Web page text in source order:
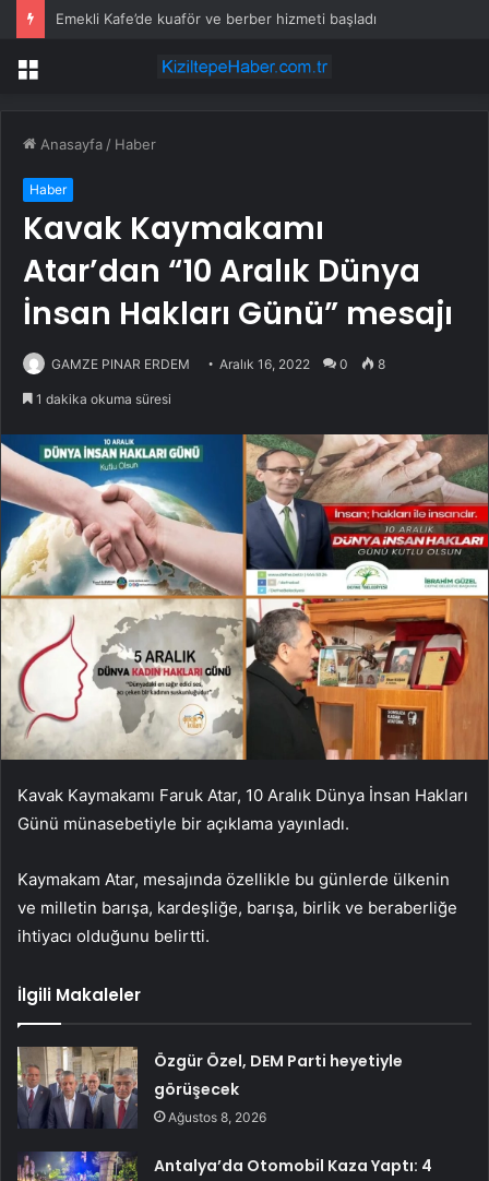
Emekli Kafe’de kuaför ve berber hizmeti başladı
Menü
Anasayfa / Haber
Haber
Kavak Kaymakamı
Atar’dan “10 Aralık Dünya
İnsan Hakları Günü” mesajı
GAMZE PINAR ERDEM Aralık 16, 2022 0 8
1 dakika okuma süresi
Kavak Kaymakamı Faruk Atar, 10 Aralık Dünya İnsan Hakları
Günü münasebetiyle bir açıklama yayınladı.
Kaymakam Atar, mesajında ​​özellikle bu günlerde ülkenin
ve milletin barışa, kardeşliğe, barışa, birlik ve beraberliğe
ihtiyacı olduğunu belirtti.
İlgili Makaleler
Özgür Özel, DEM Parti heyetiyle
görüşecek
Ağustos 8, 2026
Antalya’da Otomobil Kaza Yaptı: 4